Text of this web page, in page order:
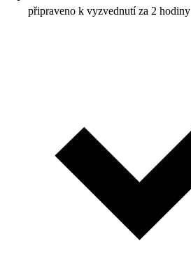
připraveno k vyzvednutí za 2 hodiny